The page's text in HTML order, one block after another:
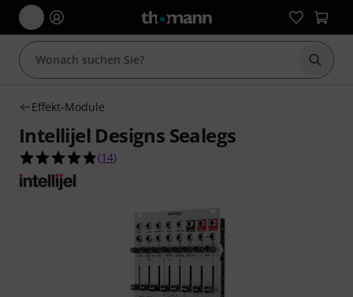
Suche
Effekt-Module
Intellijel Designs Sealegs
4.9 von 5 Sternen aus 14 Kundenbewertungen
(14)